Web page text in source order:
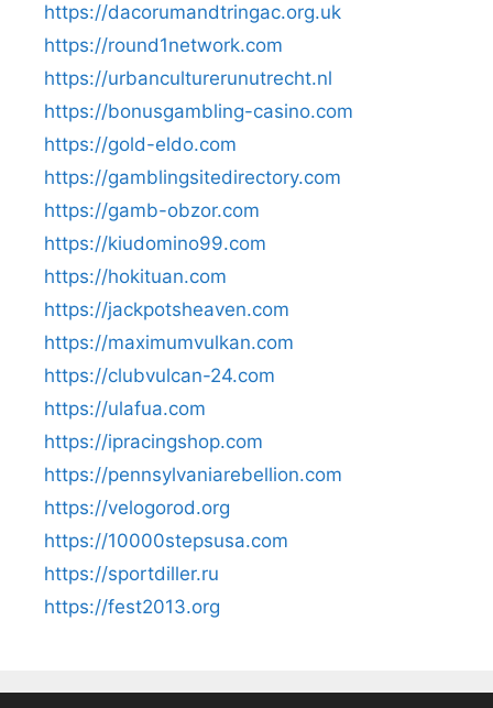
https://dacorumandtringac.org.uk
https://round1network.com
https://urbanculturerunutrecht.nl
https://bonusgambling-casino.com
https://gold-eldo.com
https://gamblingsitedirectory.com
https://gamb-obzor.com
https://kiudomino99.com
https://hokituan.com
https://jackpotsheaven.com
https://maximumvulkan.com
https://clubvulcan-24.com
https://ulafua.com
https://ipracingshop.com
https://pennsylvaniarebellion.com
https://velogorod.org
https://10000stepsusa.com
https://sportdiller.ru
https://fest2013.org